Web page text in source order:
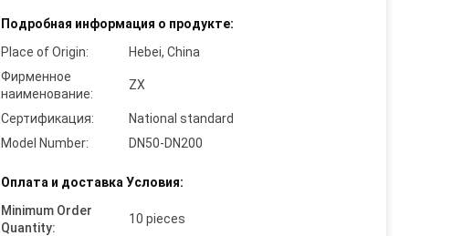
Подробная информация о продукте:
Place of Origin:
Hebei, China
Фирменное
наименование:
ZX
Сертификация:
National standard
Model Number:
DN50-DN200
Оплата и доставка Условия:
Minimum Order
Quantity:
10 pieces